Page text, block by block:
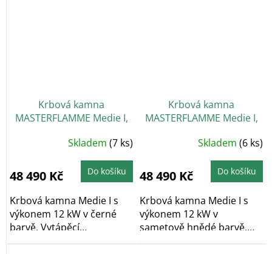
Krbová kamna
MASTERFLAMME Medie I,
Skladem (7 ks)
48 490 Kč Do košíku
Krbová kamna Medie I s
výkonem 12 kW v černé
barvě. Vytápěcí
schopnost kamen činí...
Krbová kamna
MASTERFLAMME Medie I,
Skladem (6 ks)
48 490 Kč Do košíku
Krbová kamna Medie I s
výkonem 12 kW v
sametově hnědé barvě.
Vytápěcí...